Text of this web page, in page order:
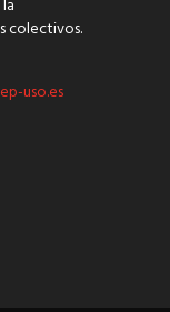
colectivos.
uso.es